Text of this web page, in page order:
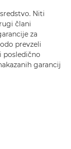
Niti
člani
za
prevzeli
posledično
garancij